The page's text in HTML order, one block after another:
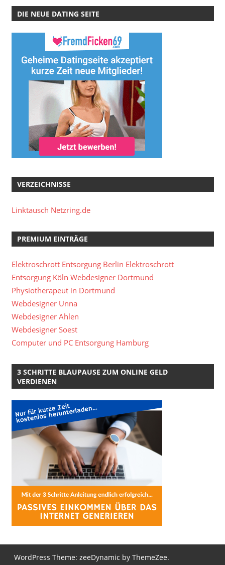
DIE NEUE DATING SEITE
VERZEICHNISSE
Linktausch Netzring.de
PREMIUM EINTRÄGE
Elektroschrott Entsorgung Berlin Elektroschrott
Entsorgung Köln Webdesigner Dortmund
Physiotherapeut in Dortmund
Webdesigner Unna
Webdesigner Ahlen
Webdesigner Soest
Computer und PC Entsorgung Hamburg
3 SCHRITTE BLAUPAUSE ZUM ONLINE GELD
VERDIENEN
WordPress Theme: zeeDynamic by ThemeZee.